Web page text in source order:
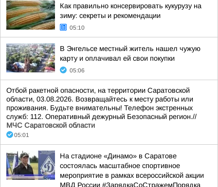
Как правильно консервировать кукурузу на
зиму: секреты и рекомендации
05:10
В Энгельсе местный житель нашел чужую
карту и оплачивал ей свои покупки
05:06
Отбой ракетной опасности, на территории Саратовской
области, 03.08.2026. Возвращайтесь к месту работы или
проживания. Будьте внимательны! Телефон экстренных
служб: 112. Оперативный дежурный Безопасный регион.//
МЧС Саратовской области
05:01
На стадионе «Динамо» в Саратове
состоялась масштабное спортивное
мероприятие в рамках всероссийской акции
МВД России #ЗарядкаСоСтражемПорядка